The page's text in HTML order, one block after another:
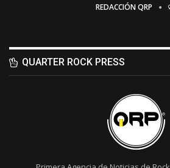
REDACCIÓN QRP
QUARTER ROCK PRESS